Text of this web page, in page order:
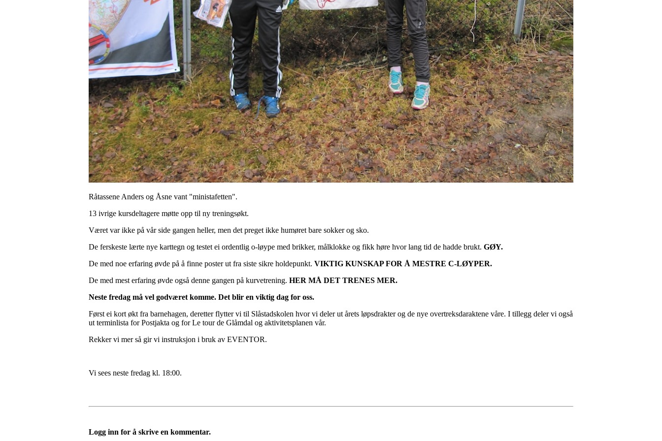
Råtassene Anders og Åsne vant "ministafetten".
13 ivrige kursdeltagere møtte opp til ny treningsøkt.
Været var ikke på vår side gangen heller, men det preget ikke humøret bare sokker og sko.
De ferskeste lærte nye karttegn og testet ei ordentlig o-løype med brikker, målklokke og fikk høre hvor lang tid de hadde brukt. GØY.
De med noe erfaring øvde på å finne poster ut fra siste sikre holdepunkt. VIKTIG KUNSKAP FOR Å MESTRE C-LØYPER.
De med mest erfaring øvde også denne gangen på kurvetrening. HER MÅ DET TRENES MER.
Neste fredag må vel godværet komme. Det blir en viktig dag for oss.
Først ei kort økt fra barnehagen, deretter flytter vi til Slåstadskolen hvor vi deler ut årets løpsdrakter og de nye overtreksdaraktene våre. I tillegg deler vi også
ut terminlista for Postjakta og for Le tour de Glåmdal og aktivitetsplanen vår.
Rekker vi mer så gir vi instruksjon i bruk av EVENTOR.
Vi sees neste fredag kl. 18:00.
Logg inn for å skrive en kommentar.